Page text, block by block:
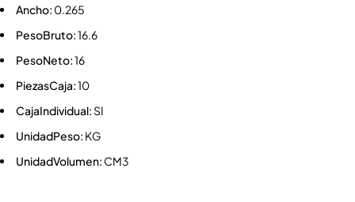
Ancho: 0.265
PesoBruto:16.6
PesoNeto:16
PiezasCaja:10
CajaIndividual: SI
UnidadPeso: KG
UnidadVolumen: CM3